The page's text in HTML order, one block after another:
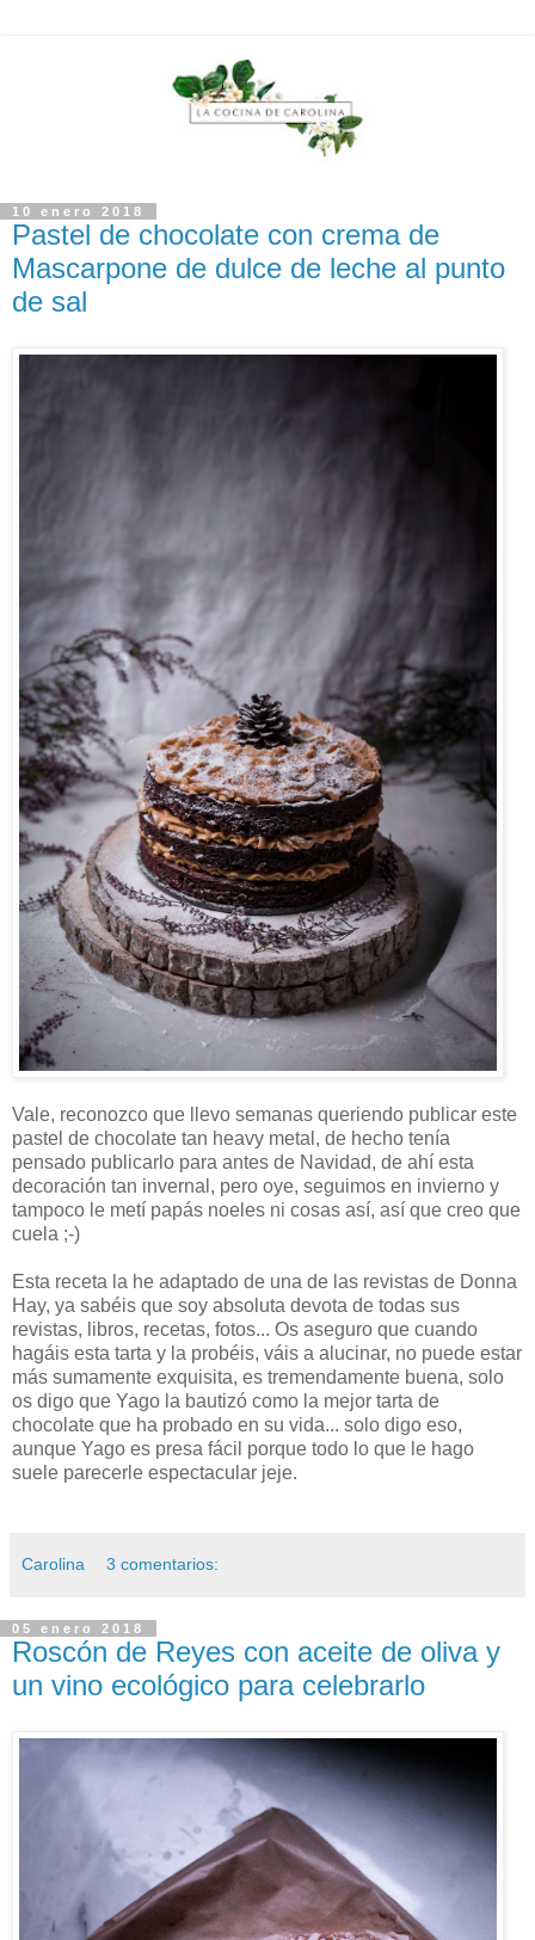
10 enero 2018
Pastel de chocolate con crema de
Mascarpone de dulce de leche al punto
de sal
Vale, reconozco que llevo semanas queriendo publicar este
pastel de chocolate tan heavy metal, de hecho tenía
pensado publicarlo para antes de Navidad, de ahí esta
decoración tan invernal, pero oye, seguimos en invierno y
tampoco le metí papás noeles ni cosas así, así que creo que
cuela ;-)
Esta receta la he adaptado de una de las revistas de Donna
Hay, ya sabéis que soy absoluta devota de todas sus
revistas, libros, recetas, fotos... Os aseguro que cuando
hagáis esta tarta y la probéis, váis a alucinar, no puede estar
más sumamente exquisita, es tremendamente buena, solo
os digo que Yago la bautizó como la mejor tarta de
chocolate que ha probado en su vida... solo digo eso,
aunque Yago es presa fácil porque todo lo que le hago
suele parecerle espectacular jeje.
Carolina 3 comentarios:
05 enero 2018
Roscón de Reyes con aceite de oliva y
un vino ecológico para celebrarlo